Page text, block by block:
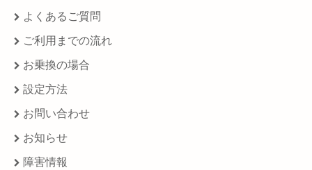
よくあるご質問
ご利用までの流れ
お乗換の場合
設定方法
お問い合わせ
お知らせ
障害情報